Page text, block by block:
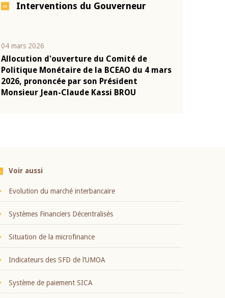
Interventions du Gouverneur
04 mars 2026
Allocution d'ouverture du Comité de
Politique Monétaire de la BCEAO du 4 mars
2026, prononcée par son Président
Monsieur Jean-Claude Kassi BROU
Voir aussi
Evolution du marché interbancaire
Systèmes Financiers Décentralisés
Situation de la microfinance
Indicateurs des SFD de l’UMOA
Système de paiement SICA